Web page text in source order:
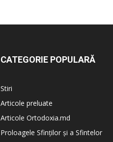
CATEGORIE POPULARĂ
Stiri
Articole preluate
Articole Ortodoxia.md
Proloagele Sfinților și a Sfintelor